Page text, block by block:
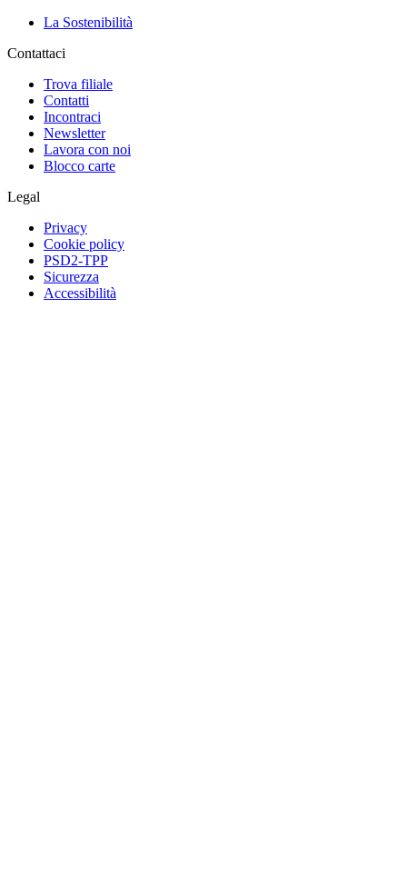
La Sostenibilità
Contattaci
Trova filiale
Contatti
Incontraci
Newsletter
Lavora con noi
Blocco carte
Legal
Privacy
Cookie policy
PSD2-TPP
Sicurezza
Accessibilità